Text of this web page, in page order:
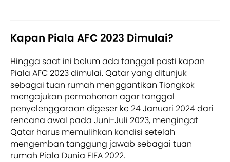
Kapan Piala AFC 2023 Dimulai?
Hingga saat ini belum ada tanggal pasti kapan
Piala AFC 2023 dimulai. Qatar yang ditunjuk
sebagai tuan rumah menggantikan Tiongkok
mengajukan permohonan agar tanggal
penyelenggaraan digeser ke 24 Januari 2024 dari
rencana awal pada Juni-Juli 2023, mengingat
Qatar harus memulihkan kondisi setelah
mengemban tanggung jawab sebagai tuan
rumah Piala Dunia FIFA 2022.